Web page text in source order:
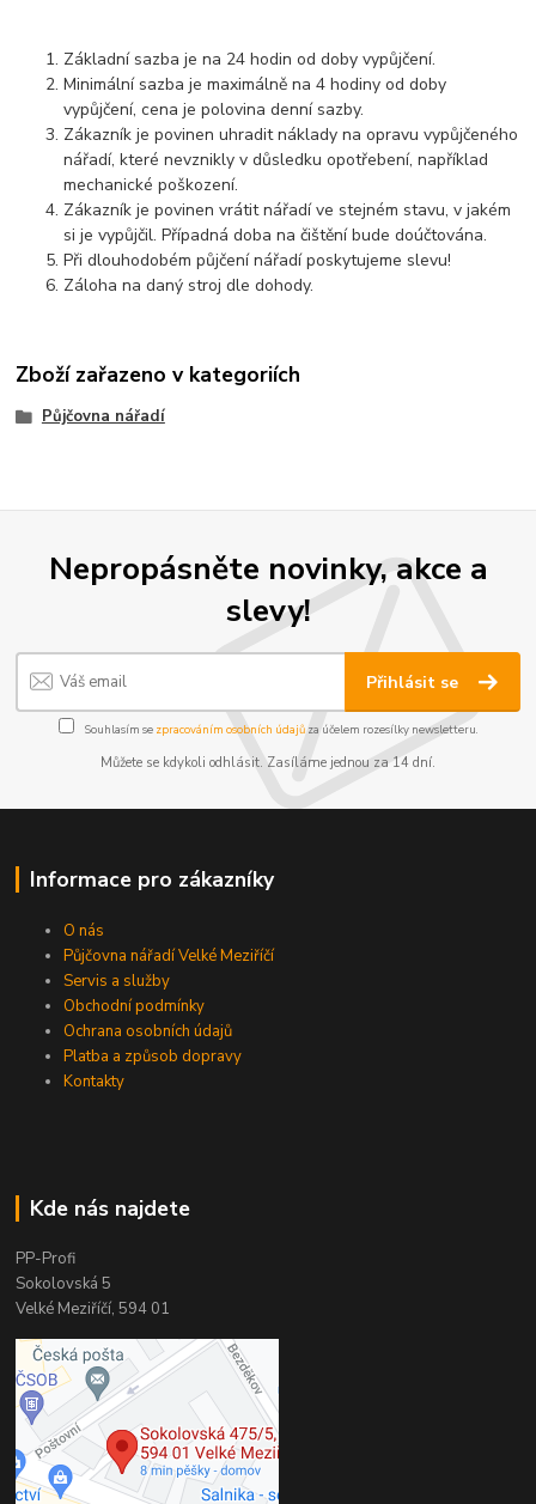
Základní sazba je na 24 hodin od doby vypůjčení.
Minimální sazba je maximálně na 4 hodiny od doby
vypůjčení, cena je polovina denní sazby.
Zákazník je povinen uhradit náklady na opravu vypůjčeného
nářadí, které nevznikly v důsledku opotřebení, například
mechanické poškození.
Zákazník je povinen vrátit nářadí ve stejném stavu, v jakém
si je vypůjčil. Případná doba na čištění bude doúčtována.
Při dlouhodobém půjčení nářadí poskytujeme slevu!
Záloha na daný stroj dle dohody.
Zboží zařazeno v kategoriích
Půjčovna nářadí
Nepropásněte novinky, akce a
slevy!
Přihlásit se
Souhlasím se zpracováním osobních údajůza účelem rozesílky newsletteru.
Můžete se kdykoli odhlásit. Zasíláme jednou za 14 dní.
Informace pro zákazníky
O nás
Půjčovna nářadí Velké Meziříčí
Servis a služby
Obchodní podmínky
Ochrana osobních údajů
Platba a způsob dopravy
Kontakty
Kde nás najdete
PP-Profi
Sokolovská 5
Velké Meziříčí, 594 01